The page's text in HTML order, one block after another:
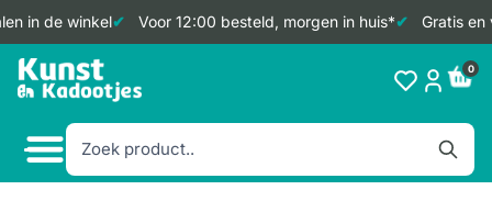
in de winkel Voor 12:00 besteld, morgen in huis* Gratis en
Doorgaan
naar
0